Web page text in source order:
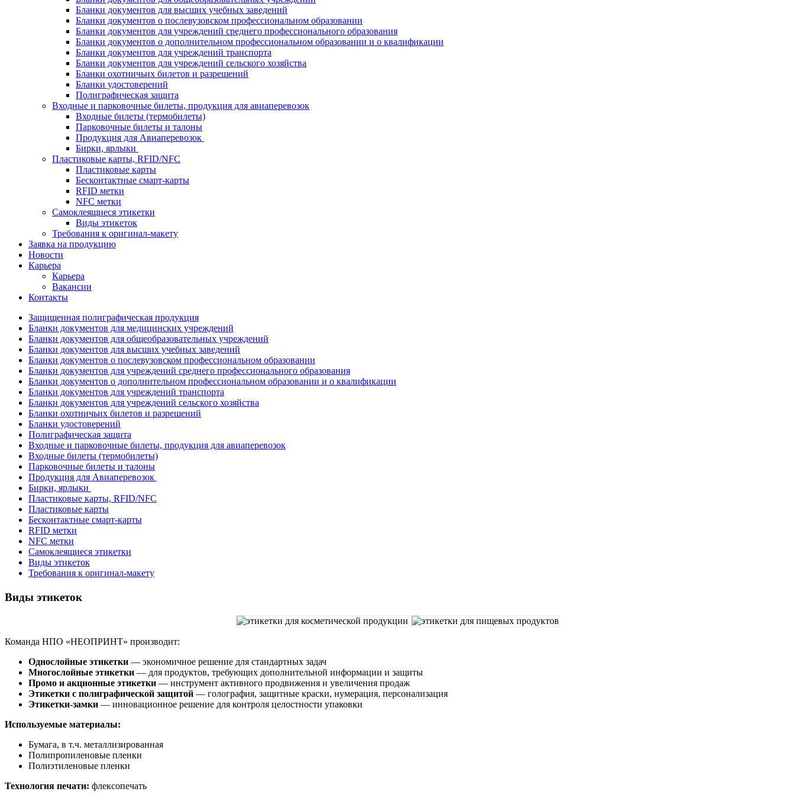
Бланки документов для высших учебных заведений
Бланки документов о послевузовском профессиональном образовании
Бланки документов для учреждений среднего профессионального образования
Бланки документов о дополнительном профессиональном образовании и о квалификации
Бланки документов для учреждений транспорта
Бланки документов для учреждений сельского хозяйства
Бланки охотничьих билетов и разрешений
Бланки удостоверений
Полиграфическая защита
Входные и парковочные билеты, продукция для авиаперевозок
Входные билеты (термобилеты)
Парковочные билеты и талоны
Продукция для Авиаперевозок
Бирки, ярлыки
Пластиковые карты, RFID/NFC
Пластиковые карты
Бесконтактные смарт-карты
RFID метки
NFC метки
Самоклеящиеся этикетки
Виды этикеток
Требования к оригинал-макету
Заявка на продукцию
Новости
Карьера
Карьера
Вакансии
Контакты
Защищенная полиграфическая продукция
Бланки документов для медицинских учреждений
Бланки документов для общеобразовательных учреждений
Бланки документов для высших учебных заведений
Бланки документов о послевузовском профессиональном образовании
Бланки документов для учреждений среднего профессионального образования
Бланки документов о дополнительном профессиональном образовании и о квалификации
Бланки документов для учреждений транспорта
Бланки документов для учреждений сельского хозяйства
Бланки охотничьих билетов и разрешений
Бланки удостоверений
Полиграфическая защита
Входные и парковочные билеты, продукция для авиаперевозок
Входные билеты (термобилеты)
Парковочные билеты и талоны
Продукция для Авиаперевозок
Бирки, ярлыки
Пластиковые карты, RFID/NFC
Пластиковые карты
Бесконтактные смарт-карты
RFID метки
NFC метки
Самоклеящиеся этикетки
Виды этикеток
Требования к оригинал-макету
Виды этикеток
Команда НПО «НЕОПРИНТ» производит:
Однослойные этикетки — экономичное решение для стандартных задач
Многослойные этикетки — для продуктов, требующих дополнительной информации и защиты
Промо и акционные этикетки — инструмент активного продвижения и увеличения продаж
Этикетки с полиграфической защитой — голография, защитные краски, нумерация, персонализация
Этикетки-замки — инновационное решение для контроля целостности упаковки
Используемые материалы:
Бумага, в т.ч. металлизированная
Полипропиленовые пленки
Полиэтиленовые пленки
Технология печати: флексопечать